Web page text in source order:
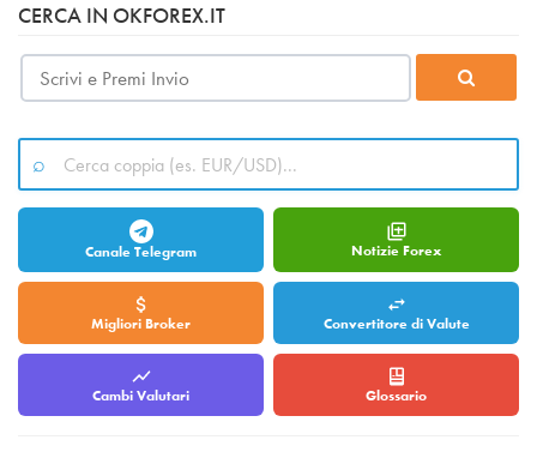
CERCA IN OKFOREX.IT
Canale Telegram Notizie Forex
Migliori Broker Convertitore di Valute
Cambi Valutari Glossario